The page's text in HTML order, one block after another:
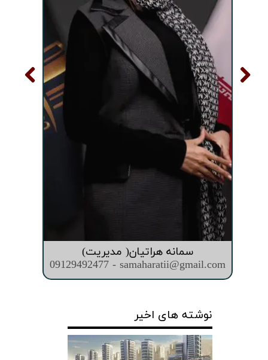
سمانه هراتیان( مدیریت)
09129492477 - samaharatii@gmail.com
نوشته های اخیر